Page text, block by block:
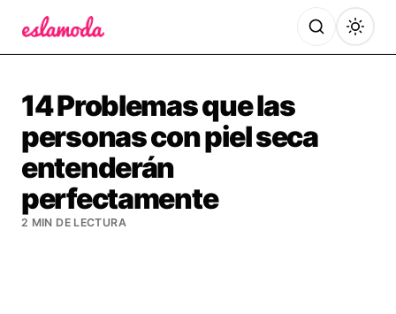
14 Problemas que las
personas con piel seca
entenderán
perfectamente
2 MIN DE LECTURA